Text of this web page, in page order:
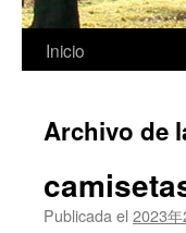
Saltar
contenido
Inicio
Archivo de
Publicada el 2023